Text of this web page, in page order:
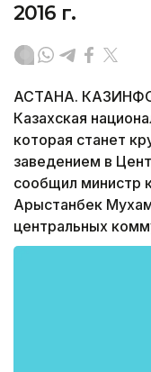
2016 г.
АСТАНА.
Казахская
которая станет
заведением в
сообщил министр
Арыстанбек
центральных